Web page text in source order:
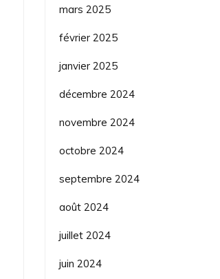
mars 2025
février 2025
janvier 2025
décembre 2024
novembre 2024
octobre 2024
septembre 2024
août 2024
juillet 2024
juin 2024